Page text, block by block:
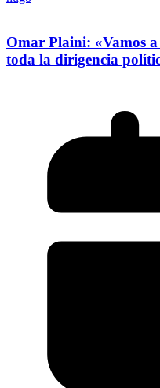
Omar Plaini: «Vamos
toda la dirigencia